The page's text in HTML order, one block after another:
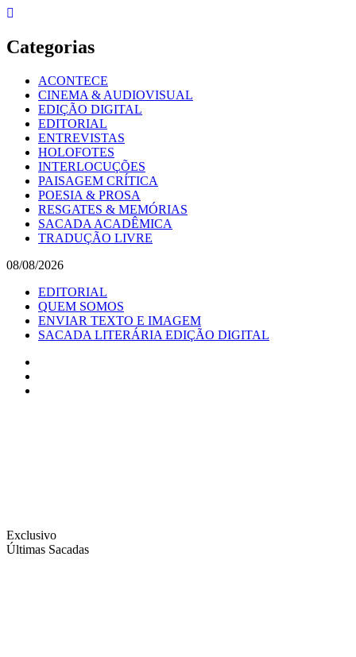
Skip
content
Categorias
ACONTECE
CINEMA & AUDIOVISUAL
EDIÇÃO DIGITAL
EDITORIAL
ENTREVISTAS
HOLOFOTES
INTERLOCUÇÕES
PAISAGEM CRÍTICA
POESIA & PROSA
RESGATES & MEMÓRIAS
SACADA ACADÊMICA
TRADUÇÃO LIVRE
08/08/2026
EDITORIAL
QUEM SOMOS
ENVIAR TEXTO E IMAGEM
SACADA LITERÁRIA EDIÇÃO DIGITAL
Exclusivo
Últimas Sacadas